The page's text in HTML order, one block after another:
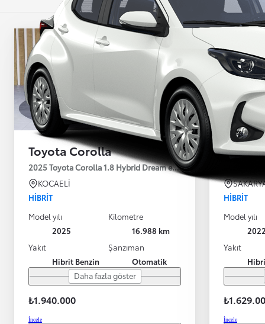
Toyota Corolla
2025 Toyota Corolla 1.8 Hybrid Dream e-CVT 140HP
KOCAELİ
HIBRIT
Model yılı
2025
Kilometre
16.988 km
Yakıt
Hibrit Benzin
Şanzıman
Otomatik
Daha fazla göster
₺1.940.000
İncele
2022
HIBRIT
Model yılı
2022
Yakıt
İncele